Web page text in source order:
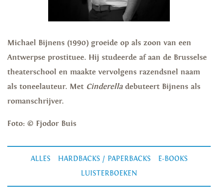
Michael Bijnens (1990) groeide op als zoon van een
Antwerpse prostituee. Hij studeerde af aan de Brusselse
theaterschool en maakte vervolgens razendsnel naam
als toneelauteur. Met Cinderelladebuteert Bijnens als
romanschrijver.
Foto: © Fjodor Buis
ALLES HARDBACKS / PAPERBACKS
E-BOOKS
LUISTERBOEKEN